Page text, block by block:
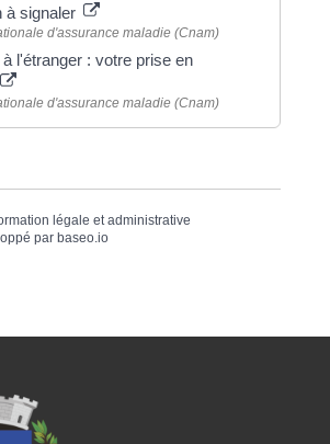
à signaler
d'assurance maladie (Cnam)
à l'étranger : votre prise en
d'assurance maladie (Cnam)
légale et administrative
par baseo.io